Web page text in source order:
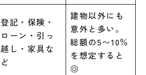
登記・保険・
ローン・引っ
越し・家具な
ど
建物以外にも
意外と多い。
総額の5〜10％
を想定すると
◎